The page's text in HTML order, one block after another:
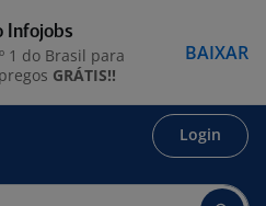
Login
Infojobs
1 do Brasil para
GRÁTIS!!
BAIXAR